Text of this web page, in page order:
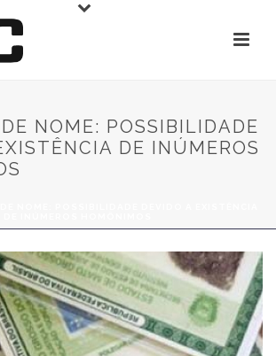
NOME: POSSIBILIDADE
DE INÚMEROS